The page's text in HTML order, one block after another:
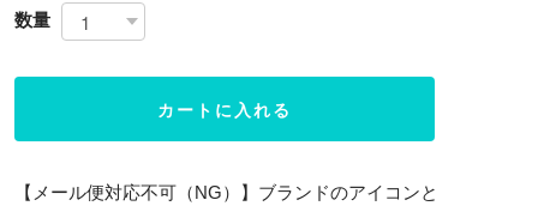
数量
カートに入れる
【メール便対応不可（NG）】ブランドのアイコンと